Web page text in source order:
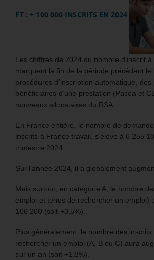
FT : + 100 000 INSCRITS EN 2024
Les chiffres de 2024 du nombre d’inscrit
marquent la fin de la période précédant le
procédures d’inscription automatique, des
bénéficiaires d’une prestation (Pacea et
nouveaux allocataires du RSA.
En France entière, le nombre de
inscrits à France travail, s’élève à 6 255
trimestre 2024.
Sur l’année 2024, il a globalement
Mais surtout, en catégorie A, le nombre
emploi et tenus de rechercher un emploi)
106 200 (soit +3,5%).
Plus généralement, le nombre des inscrits
rechercher un emploi (A, B ou C) aura
sur un an (soit +1,8%).